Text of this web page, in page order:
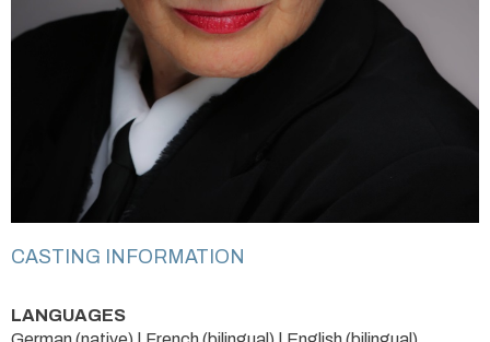
CASTING INFORMATION
LANGUAGES